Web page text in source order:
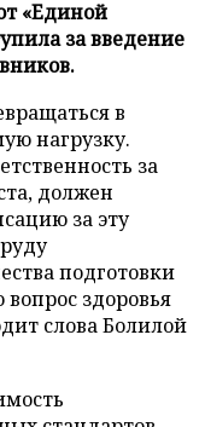
«Единой
за введение
в
нагрузку.
за
должен
за эту
подготовки
здоровья
слова Болилой